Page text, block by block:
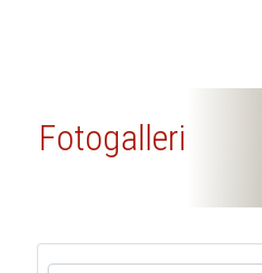
Fotogalleri